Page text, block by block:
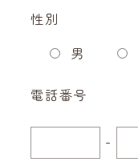
性別
男
電話番号
-